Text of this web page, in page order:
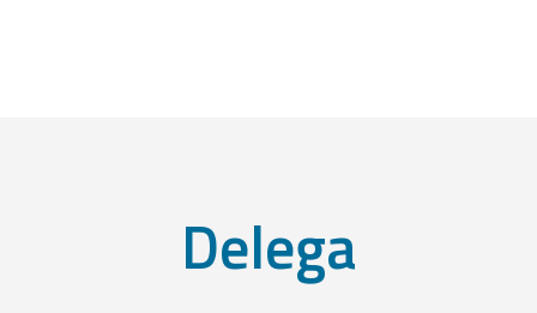
Delega